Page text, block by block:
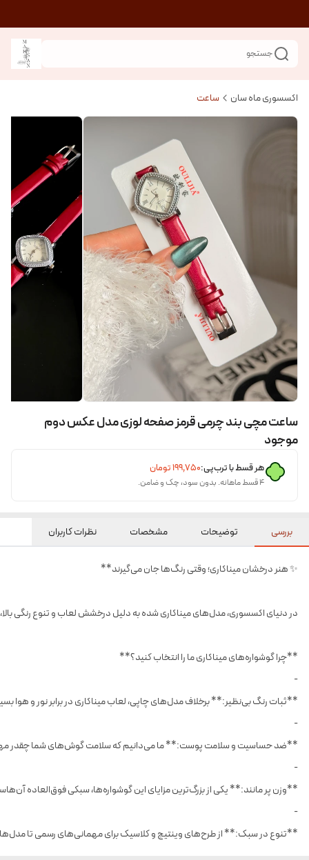
جستجو
اکسسوری ماه سان ساعت
ساعت مچی بند چرمی قرمز صفحه لوزی مدل عکس دوم
موجود
هر قسط با ترب‌پی:۱۹۹٬۷۵۰تومان
۴ قسط ماهانه. بدون سود، چک و ضامن.
بررسی توضیحات مشخصات نظرات کاربران
✨ هنر درخشان میناکاری؛ وقتی رنگ‌ها جان می‌گیرند**
در دنیای اکسسوری، مدل‌های میناکاری شده به دلیل درخشش لعاب و تنوع رنگی
**چرا گوشواره‌های میناکاری ما را انتخاب کنید؟**
-
**ثبات رنگ بی‌نظیر:** برخلاف مدل‌های چاپی، لعاب میناکاری در برابر نور و
-
**ضد حساسیت و سلامت پوست:** ما می‌دانیم که سلامت گوش‌های شما چقدر مهم
-
**وزن پر مانند:** یکی از بزرگ‌ترین مزایای این گوشواره‌ها، سبکی فوق‌العاده
-
**تنوع در سبک:** از طرح‌های وینتیج و کلاسیک برای مهمانی‌های رسمی تا مدل‌های